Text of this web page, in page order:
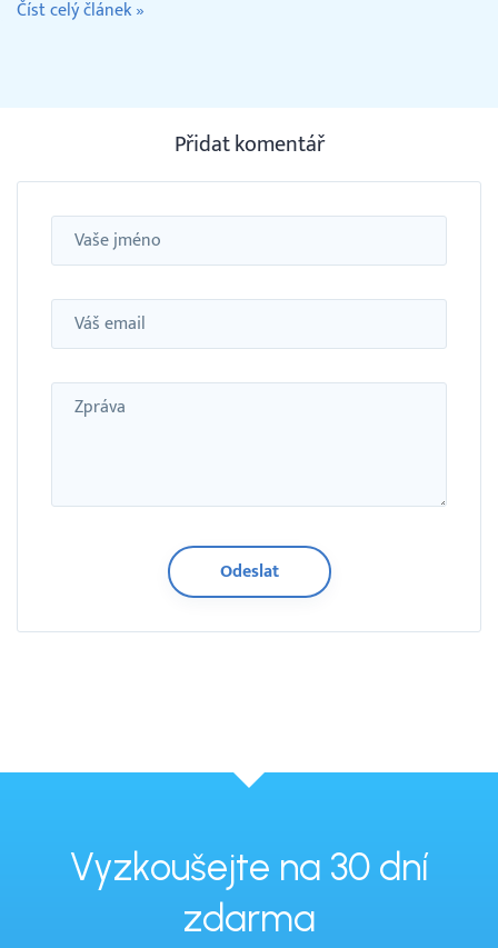
Číst celý článek »
Přidat komentář
Jméno
Email
Zpráva
Vyzkoušejte na 30 dní
zdarma